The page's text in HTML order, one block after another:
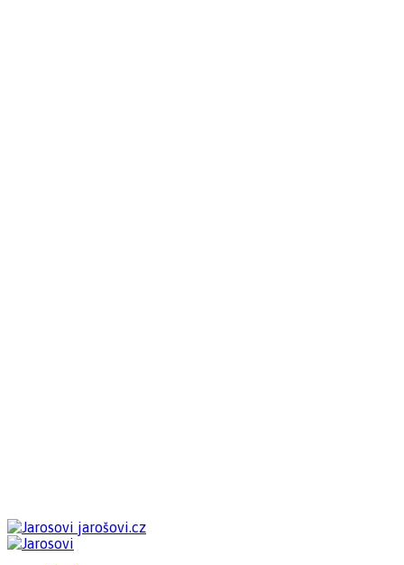
jarošovi.cz